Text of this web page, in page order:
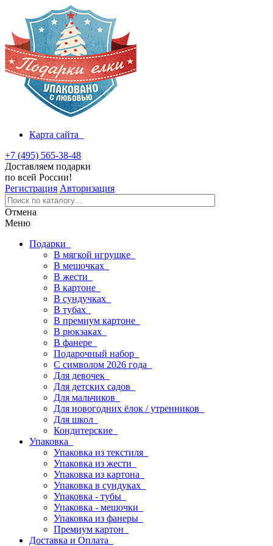
Карта сайта
+7 (495) 565-38-48
Доставляем подарки
по всей России!
Регистрация Авторизация
Отмена
Меню
Подарки
В мягкой игрушке
В мешочках
В жести
В картоне
В сундучках
В тубах
В премиум картоне
В рюкзаках
В фанере
Подарочный набор
С символом 2026 года
Для девочек
Для детских садов
Для мальчиков
Для новогодних ёлок / утренников
Для школ
Кондитерские
Упаковка
Упаковка из текстиля
Упаковка из жести
Упаковка из картона
Упаковка в сундуках
Упаковка - тубы
Упаковка - мешочки
Упаковка из фанеры
Премиум картон
Доставка и Оплата